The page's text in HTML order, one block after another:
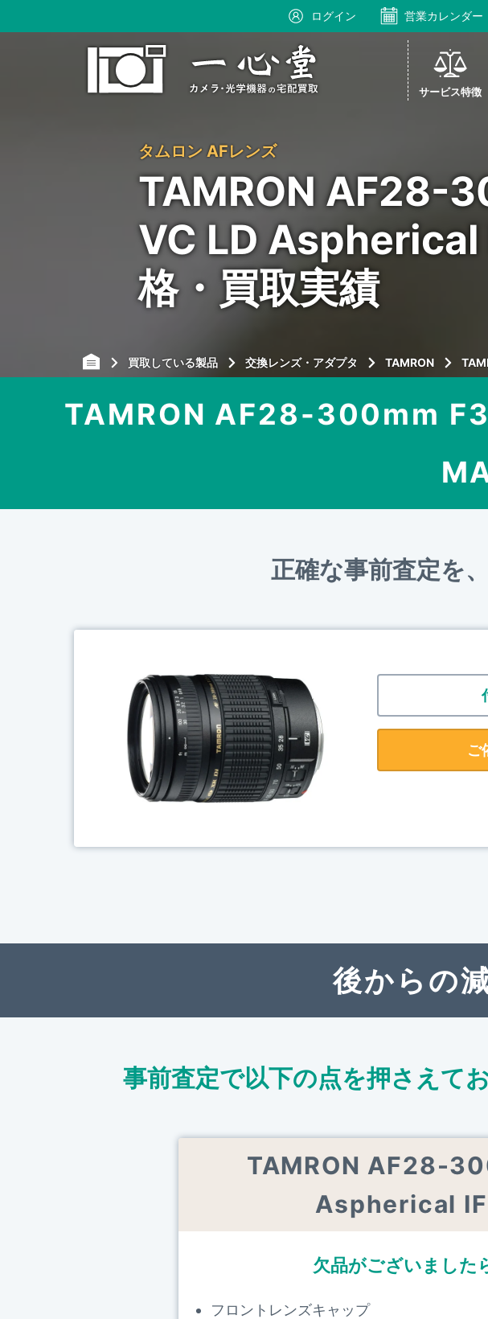
ログイン 営業カレンダー
サービス特徴
タムロン AFレンズ
TAMRON AF28-
VC LD Aspherical
格・買取実績
買取している製品 交換レンズ・アダプタ TAMRON
TAMRON AF28-300mm
正確な事前査定を
ご
後からの
事前査定で以下の点を押さえて
TAMRON AF28-
Aspherical IF
欠品がございました
フロントレンズキャップ